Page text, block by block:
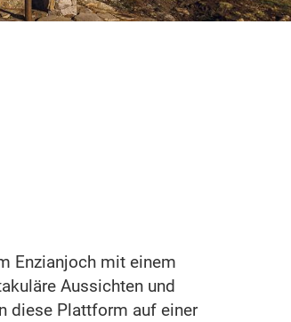
Enzianjoch mit einem
Aussichten und
diese Plattform auf einer